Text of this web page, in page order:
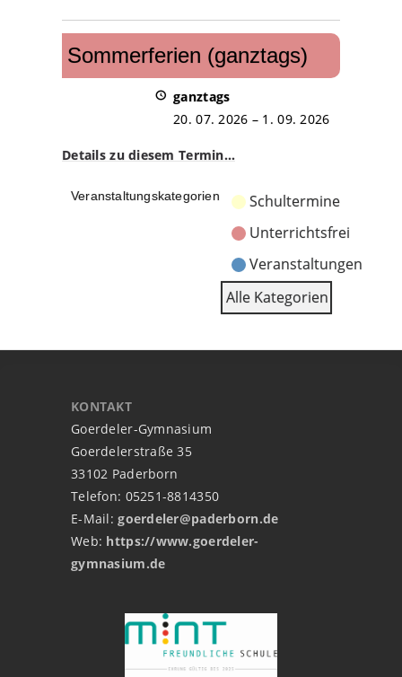
Sommerferien
(ganztags)
Sommerferien (ganztags)
ganztags
20. 07. 2026 – 1. 09. 2026
Details zu diesem Termin…
Veranstaltungskategorien
Schultermine
Unterrichtsfrei
Veranstaltungen
Alle Kategorien
KONTAKT
Goerdeler-Gymnasium
Goerdelerstraße 35
33102 Paderborn
Telefon: 05251-8814350
E-Mail:goerdeler@paderborn.de
Web: https://www.goerdeler-
gymnasium.de